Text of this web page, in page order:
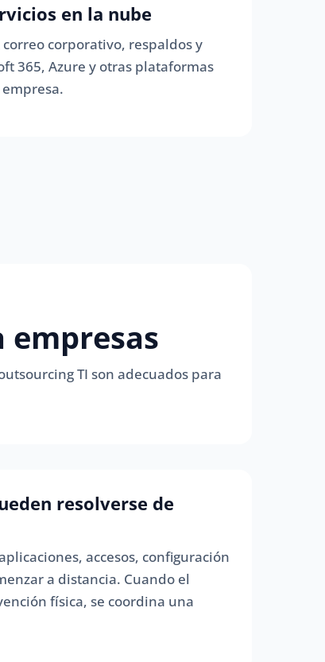
en la nube
corporativo, respaldos y
365, Azure y otras plataformas
empresas
TI son adecuados para
resolverse de
accesos, configuración
a distancia. Cuando el
física, se coordina una